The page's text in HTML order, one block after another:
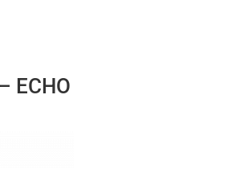
ECHO